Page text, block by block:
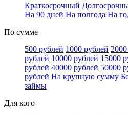
Краткосрочный
На 90 дней На полгода На
По сумме
500 рублей 1000 рублей
рублей 10000 рублей 15000
рублей 40000 рублей 50000
рублей На крупную сумму
займы
Для кого